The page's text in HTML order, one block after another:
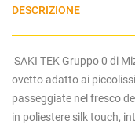
DESCRIZIONE
SAKI TEK Gruppo 0 di
ovetto adatto ai
passeggiate nel fresco
in poliestere silk touch,